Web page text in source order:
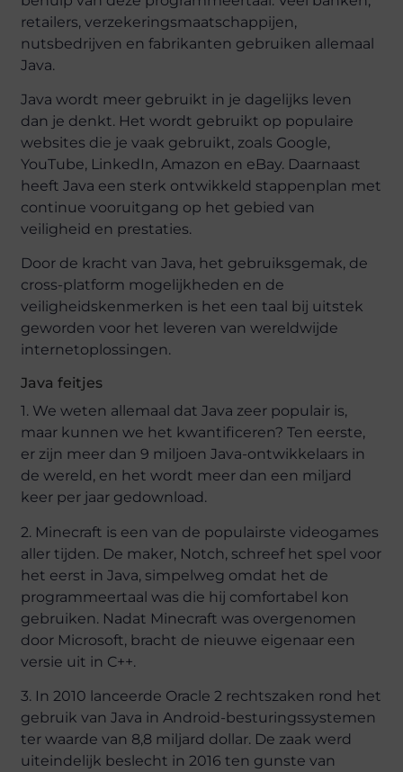
retailers, verzekeringsmaatschappijen,
nutsbedrijven en fabrikanten gebruiken allemaal
Java.
Java wordt meer gebruikt in je dagelijks leven
dan je denkt. Het wordt gebruikt op populaire
websites die je vaak gebruikt, zoals Google,
YouTube, LinkedIn, Amazon en eBay. Daarnaast
heeft Java een sterk ontwikkeld stappenplan met
continue vooruitgang op het gebied van
veiligheid en prestaties.
Door de kracht van Java, het gebruiksgemak, de
cross-platform mogelijkheden en de
veiligheidskenmerken is het een taal bij uitstek
geworden voor het leveren van wereldwijde
internetoplossingen.
Java feitjes
1. We weten allemaal dat Java zeer populair is,
maar kunnen we het kwantificeren? Ten eerste,
er zijn meer dan 9 miljoen Java-ontwikkelaars in
de wereld, en het wordt meer dan een miljard
keer per jaar gedownload.
2. Minecraft is een van de populairste videogames
aller tijden. De maker, Notch, schreef het spel voor
het eerst in Java, simpelweg omdat het de
programmeertaal was die hij comfortabel kon
gebruiken. Nadat Minecraft was overgenomen
door Microsoft, bracht de nieuwe eigenaar een
versie uit in C++.
3. In 2010 lanceerde Oracle 2 rechtszaken rond het
gebruik van Java in Android-besturingssystemen
ter waarde van 8,8 miljard dollar. De zaak werd
uiteindelijk beslecht in 2016 ten gunste van